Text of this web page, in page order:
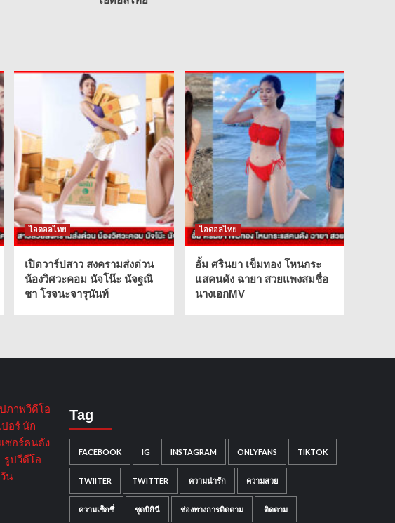
ไอดอลไทย
เปิดวาร์ปสาว สงครามส่งด่วน
น้องวิศวะคอม นัจโน๊ะ นัจฐณิ
ชา โรจนะจารุนันท์
ไอดอลไทย
อั้ม ศรินยา เข็มทอง โหนกระ
แสคนดัง ฉายา สวยแพงสมชื่อ
นางเอกMV
ภาพวีดีโอ
อร์ นัก
ซอร์คนดัง
รูปวีดีโอ
น
Tag
FACEBOOK IG INSTAGRAM ONLYFANS TIKTOK
TWIITER TWITTER ความน่ารัก ความสวย
ความเซ็กซี่ ชุดบิกินี ช่องทางการติดตาม ติดตาม